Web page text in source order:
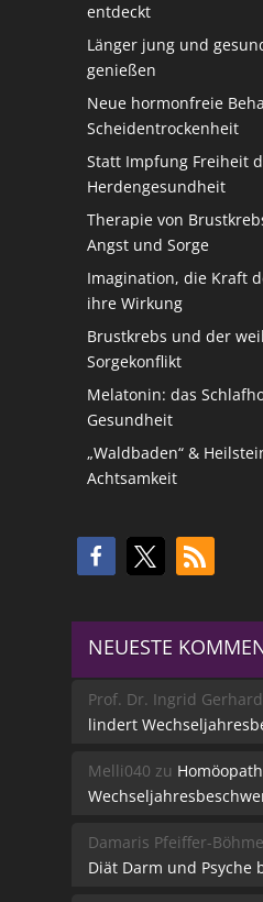
entdeckt
Länger jung und
genießen
Neue hormonfreie
Scheidentrockenheit
Statt Impfung Freiheit
Herdengesundheit
Therapie von
Angst und Sorge
Imagination, die Kraft
ihre Wirkung
Brustkrebs und der
Sorgekonflikt
Melatonin: das
Gesundheit
„Waldbaden“ &
Achtsamkeit
NEUESTE
Prof. Dr. Ingrid Gerhard
lindert
Melli040 zu
Damaris Pfeiffer-Böhme
Diät Darm und Psyche